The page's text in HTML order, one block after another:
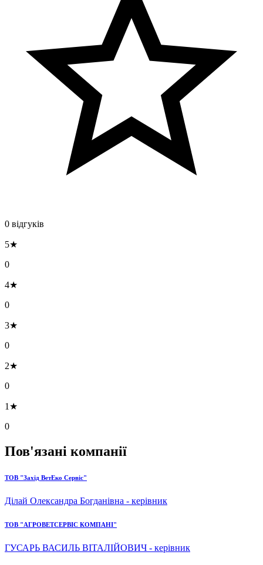
0 відгуків
5★
0
4★
0
3★
0
2★
0
1★
0
Пов'язані компанії
ТОВ "Захід ВетЕко Сервіс"
Ділай Олександра Богданівна - керівник
ТОВ "АГРОВЕТСЕРВІС КОМПАНІ"
ГУСАРЬ ВАСИЛЬ ВІТАЛІЙОВИЧ - керівник